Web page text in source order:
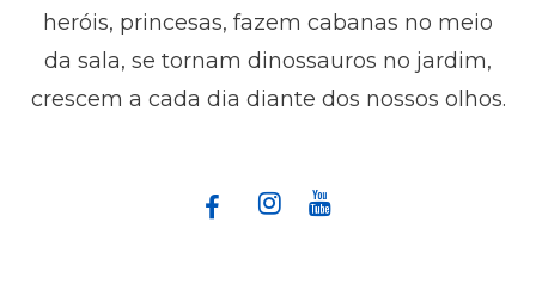
heróis, princesas, fazem cabanas no meio
da sala, se tornam dinossauros no jardim,
crescem a cada dia diante dos nossos olhos.